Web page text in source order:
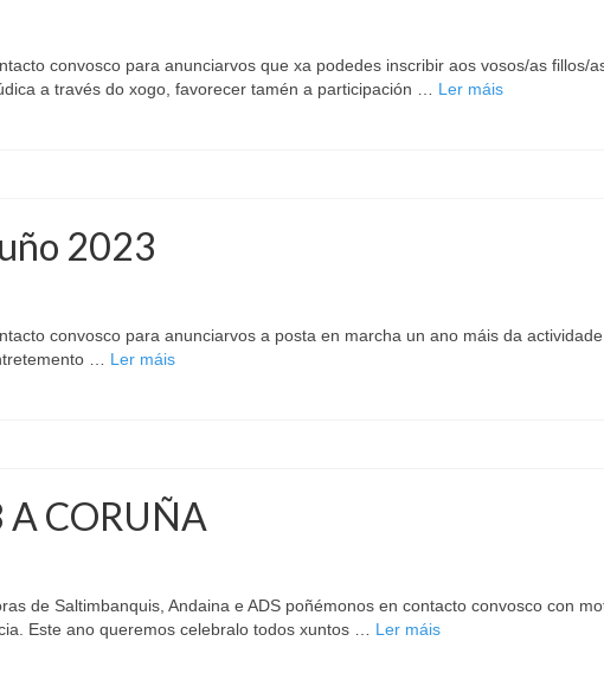
convosco para anunciarvos que xa podedes inscribir aos vosos/as fillos/
a través do xogo, favorecer tamén a participación … Ler máis
2023
convosco para anunciarvos a posta en marcha un ano máis da
… Ler máis
CORUÑA
de Saltimbanquis, Andaina e ADS poñémonos en contacto convosco con
Este ano queremos celebralo todos xuntos … Ler máis